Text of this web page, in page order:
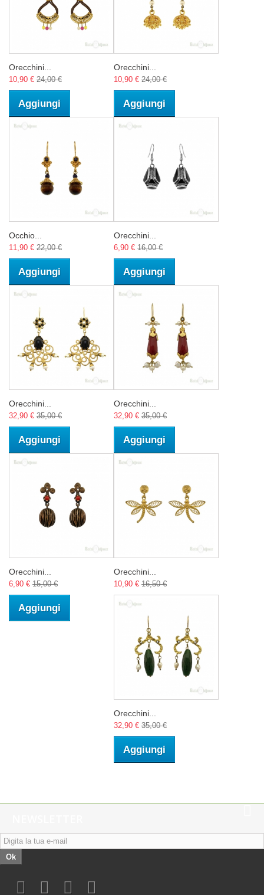
Orecchini...
10,90 € 24,00 €
Aggiungi
Orecchini...
10,90 € 24,00 €
Aggiungi
Occhio...
11,90 € 22,00 €
Aggiungi
Orecchini...
6,90 € 16,00 €
Aggiungi
Orecchini...
32,90 € 35,00 €
Aggiungi
Orecchini...
32,90 € 35,00 €
Aggiungi
Orecchini...
6,90 € 15,00 €
Aggiungi
Orecchini...
10,90 € 16,50 €
Orecchini...
32,90 € 35,00 €
Aggiungi
Ok